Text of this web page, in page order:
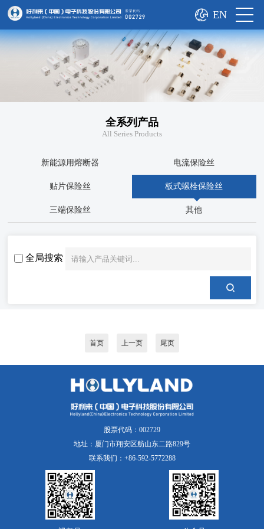
EN
全系列产品
All Series Products
新能源用熔断器 电流保险丝
贴片保险丝 板式螺栓保险丝
三端保险丝 其他
全局搜索
首页 上一页 尾页
股票代码：002729
地址：厦门市翔安区舫山东二路829号
联系我们：+86-592-5772288